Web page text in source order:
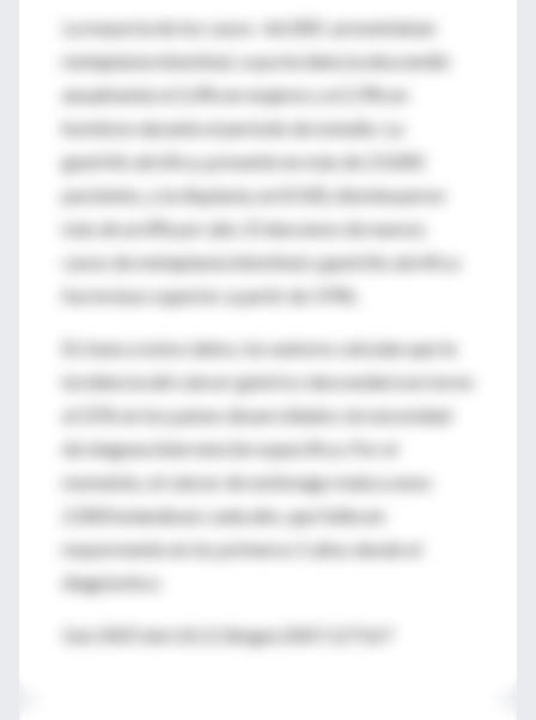
La mayoría de los casos -66.000- presentaban
metaplasia intestinal, cuya incidencia descendió
anualmente el 2,4% en mujeres y el 2,9% en
hombres durante el periodo de estudio. La
gastritis atrófica, presente en más de 23.000
pacientes, y la displasia, en 8.500, disminuyeron
más de un 8% por año. El descenso de nuevos
casos de metaplasia intestinal y gastritis atrófica
fue incluso superior a partir de 1996.
En base a estos datos, los autores calculan que la
incidencia del cáncer gástrico descenderá en torno
al 25% en los países desarrollados sin necesidad
de ninguna intervención específica. Por el
momento, el cáncer de estómago mata a unos
2.000 holandeses cada año, que fallecen
mayormente en los primeros 5 años desde el
diagnóstico.
Gut 2007;doi:10.1136/gut.2007.127167